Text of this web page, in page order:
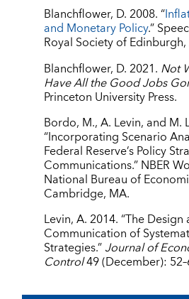
Blanchflower, D. 2008. “
and Monetary Policy.”
Royal Society of
Blanchflower, D. 2021. Not
Have All the Good Jobs
Princeton University Press.
Bordo, M., A. Levin, and M.
“Incorporating Scenario
Federal Reserve’s Policy
Communications.” NBER
National Bureau of
Cambridge, MA.
Levin, A. 2014. “The Design
Communication of
Strategies.”Journal of
Control49 (December):